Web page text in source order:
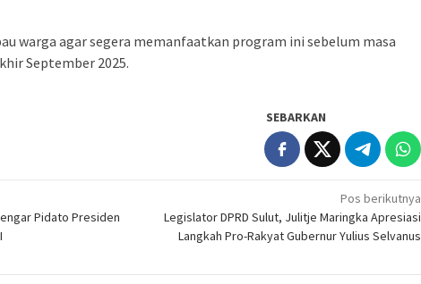
warga agar segera memanfaatkan program ini sebelum masa
September 2025.
SEBARKAN
Pidato Presiden
Pos berikutnya
Legislator DPRD Sulut, Julitje Maringka Apresiasi
Langkah Pro-Rakyat Gubernur Yulius Selvanus